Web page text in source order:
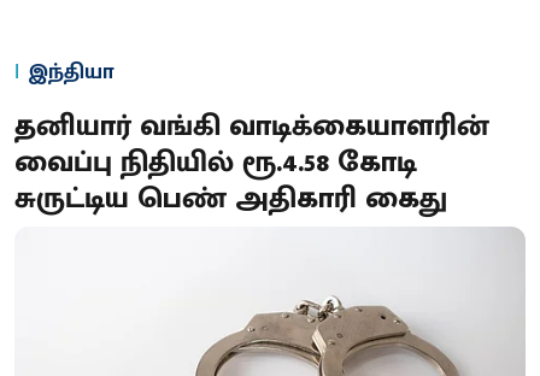
இந்தியா
தனியார் வங்கி வாடிக்கையாளரின்
வைப்பு நிதியில் ரூ.4.58 கோடி
சுருட்டிய பெண் அதிகாரி கைது